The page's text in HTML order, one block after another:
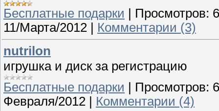
Бесплатные подарки
Просмотров:
11/Марта/2012
Комментарии (3)
nutrilon
игрушка и диск за регистрацию
Бесплатные подарки
Просмотров:
Февраля/2012
Комментарии (4)